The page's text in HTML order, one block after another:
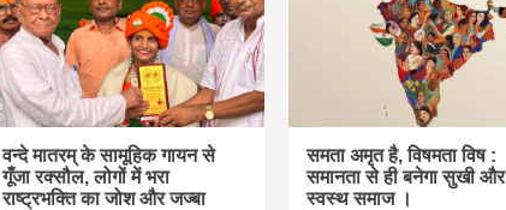
वन्दे मातरम् के सामूहिक गायन से
गूंँजा रक्सौल, लोगों में भरा
राष्ट्रभक्ति का जोश और जज्बा
समता अमृत है, विषमता विष :
समानता से ही बनेगा सुखी और
स्वस्थ समाज ।